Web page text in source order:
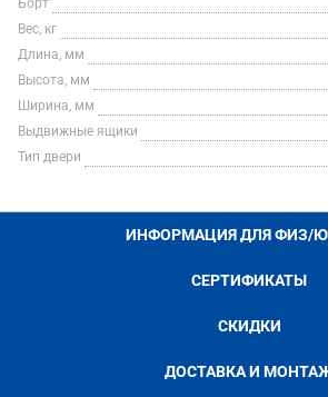
Борт
Вес, кг
Длина, мм
Высота, мм
Ширина, мм
Выдвижные ящики
Тип двери
ИНФОРМАЦИЯ ДЛЯ ФИЗ/
СЕРТИФИКАТЫ
СКИДКИ
ДОСТАВКА И